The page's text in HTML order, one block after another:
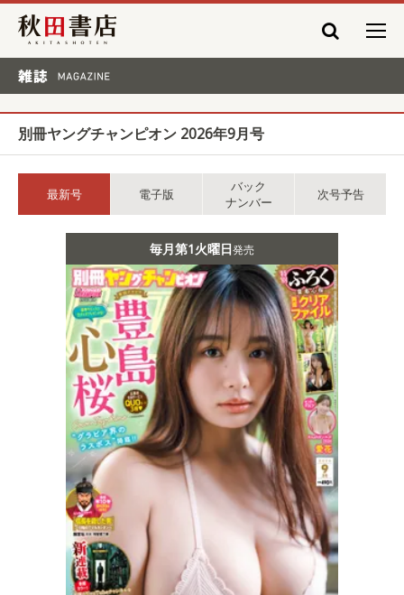
秋田書店
別冊ヤングチャンピオン 2026年9月号
最新号 電子版
バック
ナンバー
次号予告
毎月第1火曜日発売